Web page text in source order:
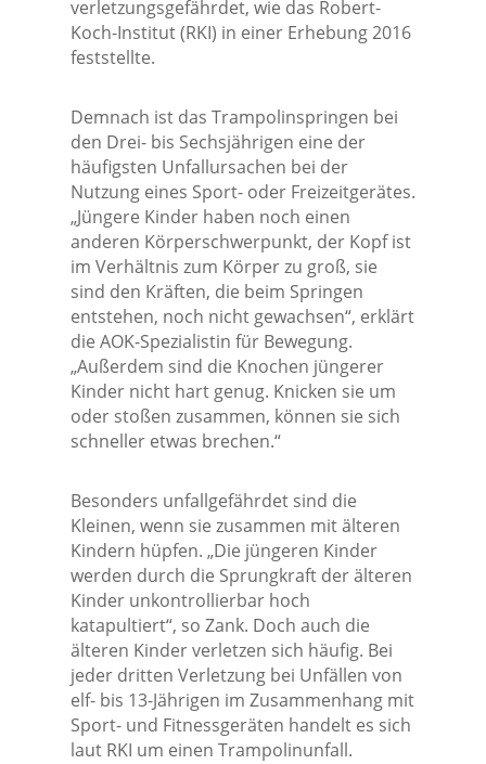
verletzungsgefährdet, wie das Robert-
Koch-Institut (RKI) in einer Erhebung 2016
feststellte.
Demnach ist das Trampolinspringen bei
den Drei- bis Sechsjährigen eine der
häufigsten Unfallursachen bei der
Nutzung eines Sport- oder Freizeitgerätes.
„Jüngere Kinder haben noch einen
anderen Körperschwerpunkt, der Kopf ist
im Verhältnis zum Körper zu groß, sie
sind den Kräften, die beim Springen
entstehen, noch nicht gewachsen“, erklärt
die AOK-Spezialistin für Bewegung.
„Außerdem sind die Knochen jüngerer
Kinder nicht hart genug. Knicken sie um
oder stoßen zusammen, können sie sich
schneller etwas brechen.“
Besonders unfallgefährdet sind die
Kleinen, wenn sie zusammen mit älteren
Kindern hüpfen. „Die jüngeren Kinder
werden durch die Sprungkraft der älteren
Kinder unkontrollierbar hoch
katapultiert“, so Zank. Doch auch die
älteren Kinder verletzen sich häufig. Bei
jeder dritten Verletzung bei Unfällen von
elf- bis 13-Jährigen im Zusammenhang mit
Sport- und Fitnessgeräten handelt es sich
laut RKI um einen Trampolinunfall.